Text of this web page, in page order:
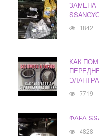
ЗАМЕНА
1842
КАК
ЭЛАНТРА
7719
ФАРА
4828